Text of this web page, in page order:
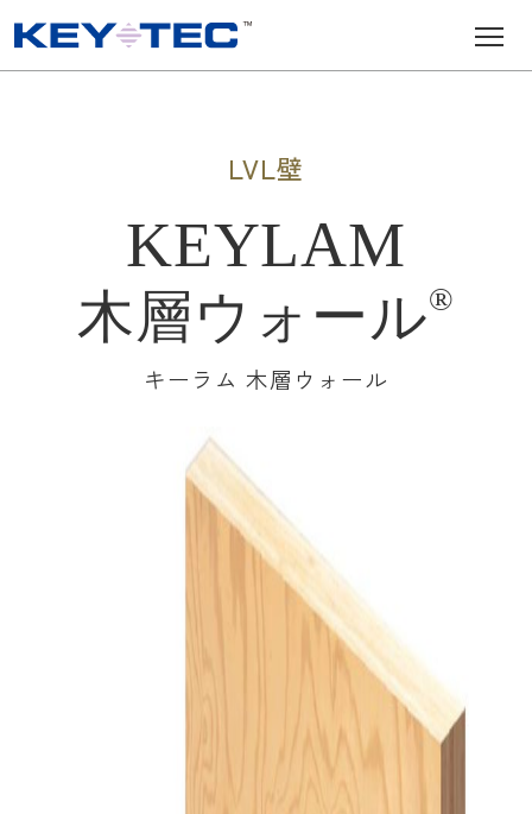
メインナビゲーション
LVL壁
KEYLAM
木層ウォール®
キーラム 木層ウォール